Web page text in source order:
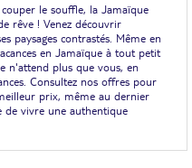
le souffle, la Jamaïque
rêve ! Venez découvrir
paysages contrastés. Même en
en Jamaïque à tout petit
n'attend plus que vous, en
Consultez nos offres pour
prix, même au dernier
vivre une authentique